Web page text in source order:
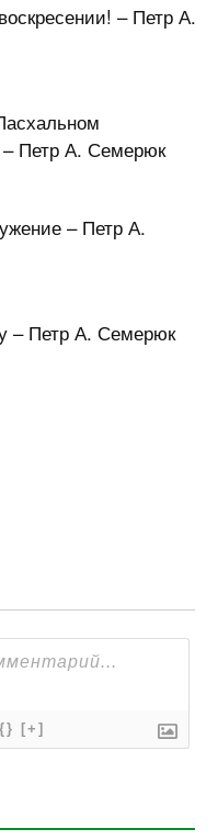
– Петр А.
Петр А. Семерюк
– Петр А.
– Петр А. Семерюк
{} [+]